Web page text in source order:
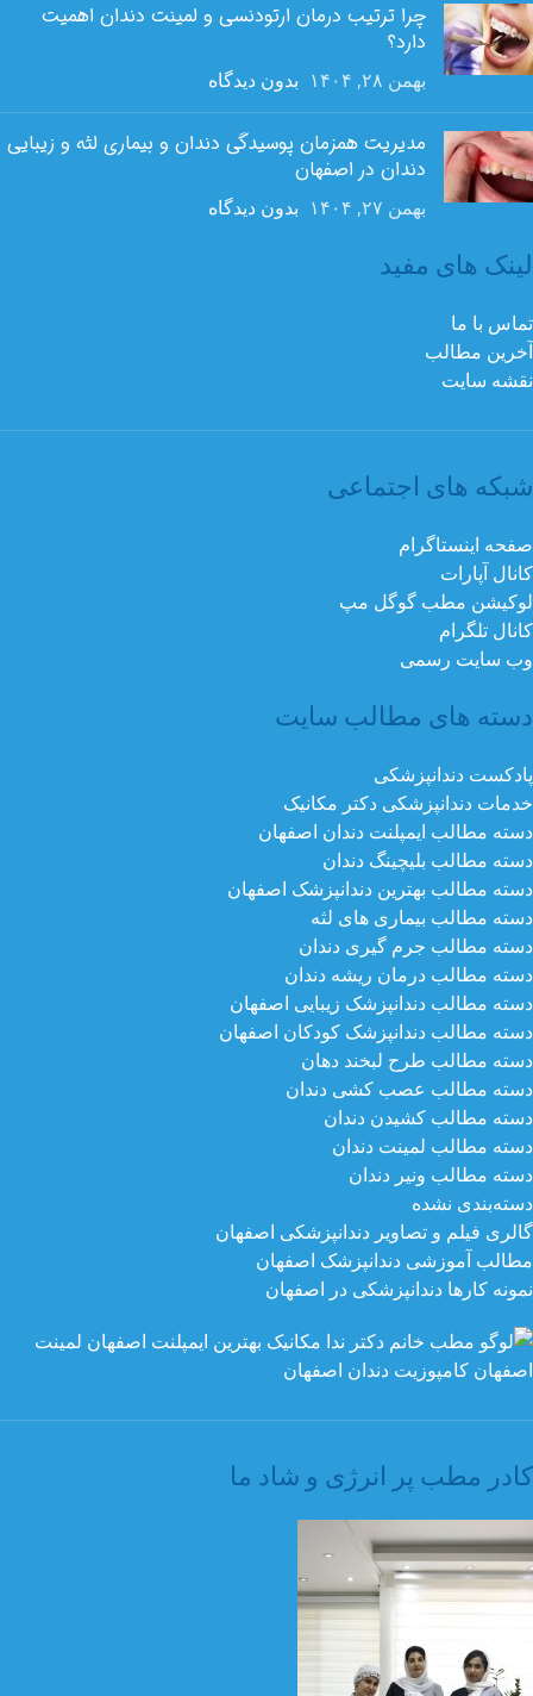
چرا ترتیب درمان ارتودنسی و لمینت دندان اهمیت
دارد؟
بهمن ۲۸, ۱۴۰۴ بدون دیدگاه
مدیریت همزمان پوسیدگی دندان و بیماری لثه و زیبایی
دندان در اصفهان
بهمن ۲۷, ۱۴۰۴ بدون دیدگاه
لینک های مفید
تماس با ما
آخرین مطالب
نقشه سایت
شبکه های اجتماعی
صفحه اینستاگرام
کانال آپارات
لوکیشن مطب گوگل مپ
کانال تلگرام
وب سایت رسمی
دسته های مطالب سایت
پادکست دندانپزشکی
خدمات دندانپزشکی دکتر مکانیک
دسته مطالب ایمپلنت دندان اصفهان
دسته مطالب بلیچینگ دندان
دسته مطالب بهترین دندانپزشک اصفهان
دسته مطالب بیماری های لثه
دسته مطالب جرم گیری دندان
دسته مطالب درمان ریشه دندان
دسته مطالب دندانپزشک زیبایی اصفهان
دسته مطالب دندانپزشک کودکان اصفهان
دسته مطالب طرح لبخند دهان
دسته مطالب عصب کشی دندان
دسته مطالب کشیدن دندان
دسته مطالب لمینت دندان
دسته مطالب ونیر دندان
دسته‌بندی نشده
گالری فیلم و تصاویر دندانپزشکی اصفهان
مطالب آموزشی دندانپزشک اصفهان
نمونه کارها دندانپزشکی در اصفهان
کادر مطب پر انرژی و شاد ما